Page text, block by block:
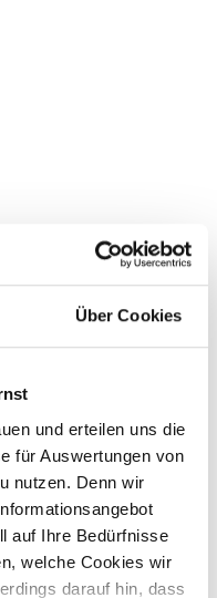
Über Cookies
und erteilen uns die
für Auswertungen von
nutzen. Denn wir
auf Ihre Bedürfnisse
welche Cookies wir
darauf hin, dass